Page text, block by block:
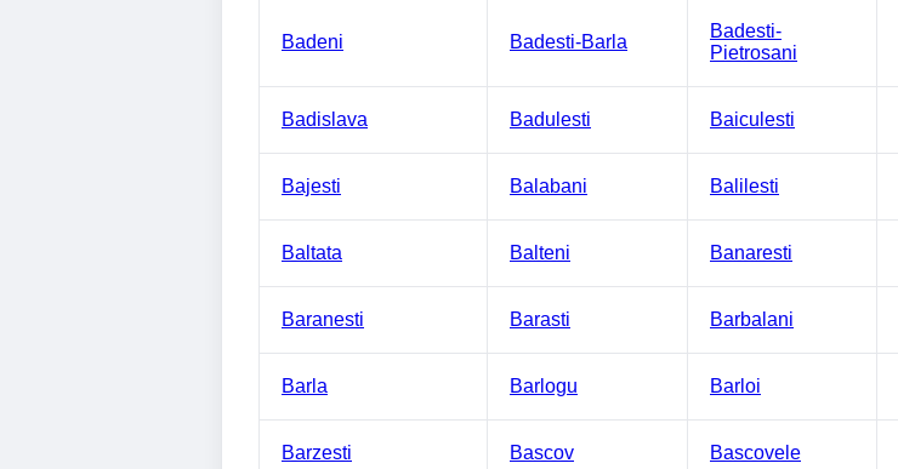
Badeni Badesti-Barla
Badesti-
Pietrosani
Badislava Badulesti Baiculesti
Bajesti Balabani Balilesti
Baltata Balteni Banaresti
Baranesti Barasti Barbalani
Barla Barlogu Barloi
Barzesti Bascov Bascovele